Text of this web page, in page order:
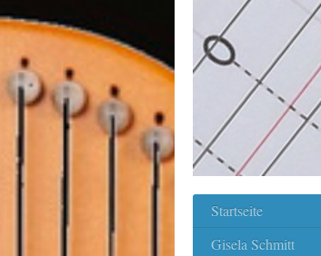
Startseite
Gisela Schmitt